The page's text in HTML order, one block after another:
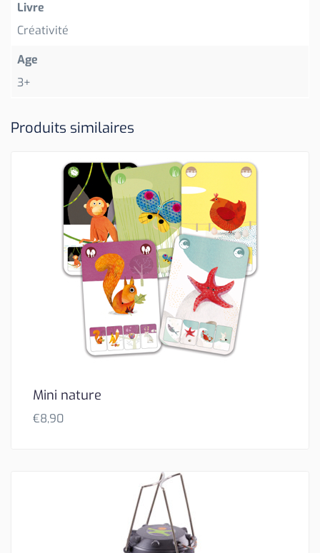
Livre
Créativité
Age
3+
Produits similaires
Mini nature
€8,90